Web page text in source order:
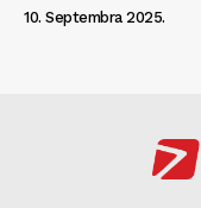
10. Septembra 2025.